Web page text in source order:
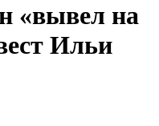
«вывел на
Ильи